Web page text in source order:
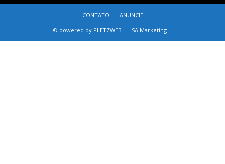
CONTATO
ANUNCIE
© powered by PLETZWEB -
SA Marketing